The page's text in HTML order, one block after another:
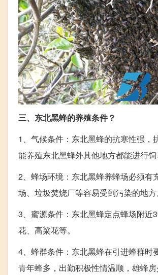
三、东北黑蜂的养殖条件？
1、气候条件：东北黑蜂的抗寒性强
能养殖东北黑蜂外其他地方都能进行饲
2、蜂场环境：东北黑蜂养蜂场必须有
场、垃圾焚烧厂等容易受到污染的地方
3、蜜源条件：东北黑蜂定点蜂场附
花、高粱花等。
4、蜂群条件：东北黑蜂在引进蜂群时
青年蜂多，出勤积极性情温顺，雄蜂房